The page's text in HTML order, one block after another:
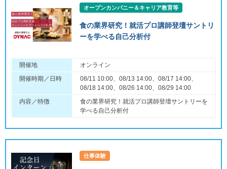
オープンカンパニー＆キャリア教育等
食の業界研究！就活プロ講師登壇サントリ
ーを学べる自己分析付
開催地
オンライン
開催時期／日時
08/11 10:00、08/13 14:00、08/17 14:00、
08/18 14:00、08/26 14:00、08/29 14:00
内容／特徴
食の業界研究！就活プロ講師登壇サントリーを
学べる自己分析付
仕事体験